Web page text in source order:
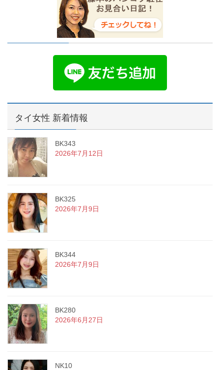
タイ女性 新着情報
BK343
2026年7月12日
BK325
2026年7月9日
BK344
2026年7月9日
BK280
2026年6月27日
NK10